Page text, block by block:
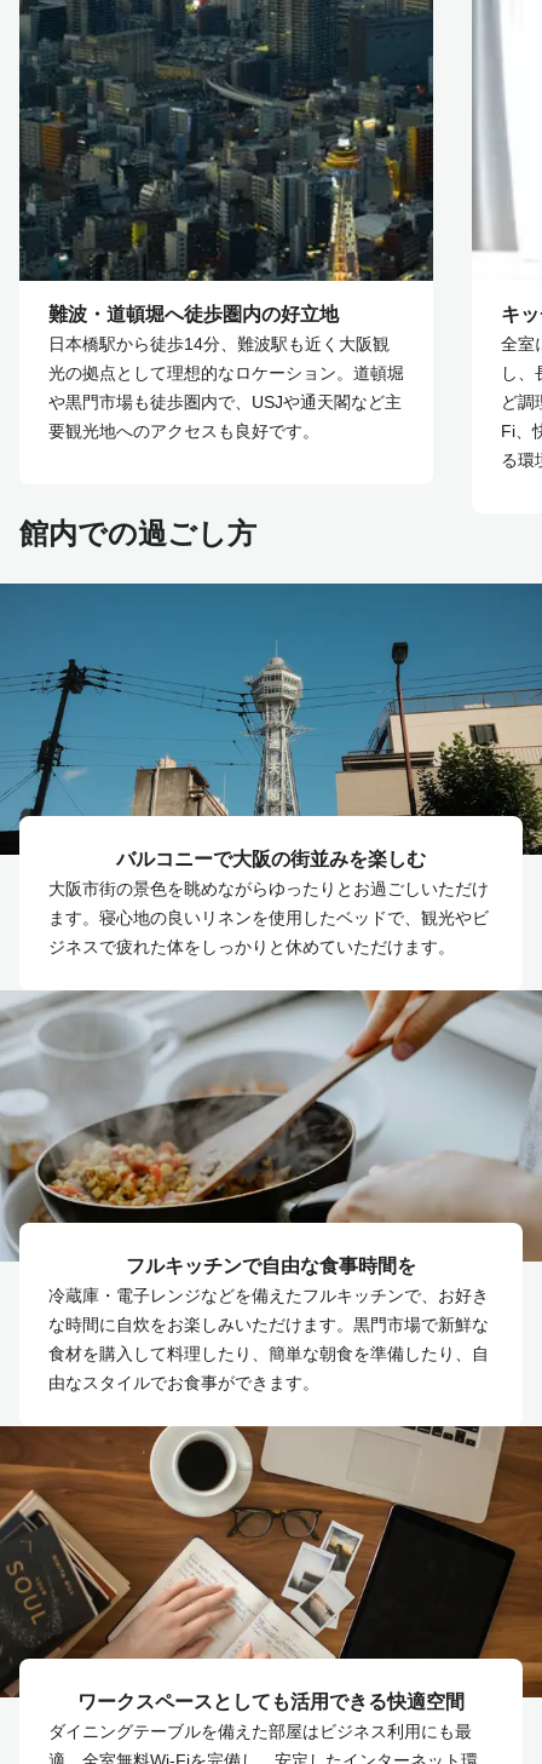
難波・道頓堀へ徒歩圏内の好立地
日本橋駅から徒歩14分、難波駅も近く大阪観
光の拠点として理想的なロケーション。道頓堀
や黒門市場も徒歩圏内で、USJや通天閣など主
要観光地へのアクセスも良好です。
キ
全室
し、
ど調
Fi、
る環
館内での過ごし方
バルコニーで大阪の街並みを楽しむ
大阪市街の景色を眺めながらゆったりとお過ごしいただけ
ます。寝心地の良いリネンを使用したベッドで、観光やビ
ジネスで疲れた体をしっかりと休めていただけます。
フルキッチンで自由な食事時間を
冷蔵庫・電子レンジなどを備えたフルキッチンで、お好き
な時間に自炊をお楽しみいただけます。黒門市場で新鮮な
食材を購入して料理したり、簡単な朝食を準備したり、自
由なスタイルでお食事ができます。
ワークスペースとしても活用できる快適空間
ダイニングテーブルを備えた部屋はビジネス利用にも最